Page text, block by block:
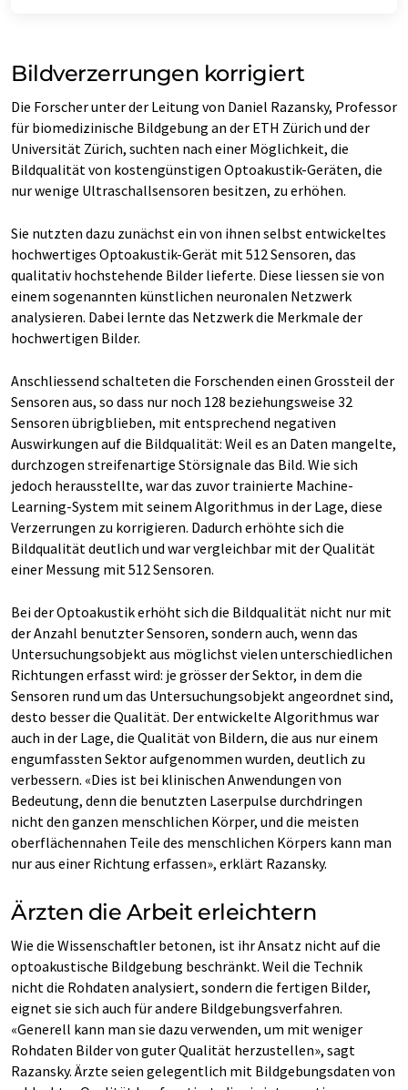
Bildverzerrungen korrigiert
Die Forscher unter der Leitung von Daniel Razansky, Professor
für biomedizinische Bildgebung an der ETH Zürich und der
Universität Zürich, suchten nach einer Möglichkeit, die
Bildqualität von kostengünstigen Optoakustik-Geräten, die
nur wenige Ultraschallsensoren besitzen, zu erhöhen.
Sie nutzten dazu zunächst ein von ihnen selbst entwickeltes
hochwertiges Optoakustik-Gerät mit 512 Sensoren, das
qualitativ hochstehende Bilder lieferte. Diese liessen sie von
einem sogenannten künstlichen neuronalen Netzwerk
analysieren. Dabei lernte das Netzwerk die Merkmale der
hochwertigen Bilder.
Anschliessend schalteten die Forschenden einen Grossteil der
Sensoren aus, so dass nur noch 128 beziehungsweise 32
Sensoren übrigblieben, mit entsprechend negativen
Auswirkungen auf die Bildqualität: Weil es an Daten mangelte,
durchzogen streifenartige Störsignale das Bild. Wie sich
jedoch herausstellte, war das zuvor trainierte Machine-
Learning-System mit seinem Algorithmus in der Lage, diese
Verzerrungen zu korrigieren. Dadurch erhöhte sich die
Bildqualität deutlich und war vergleichbar mit der Qualität
einer Messung mit 512 Sensoren.
Bei der Optoakustik erhöht sich die Bildqualität nicht nur mit
der Anzahl benutzter Sensoren, sondern auch, wenn das
Untersuchungsobjekt aus möglichst vielen unterschiedlichen
Richtungen erfasst wird: je grösser der Sektor, in dem die
Sensoren rund um das Untersuchungsobjekt angeordnet sind,
desto besser die Qualität. Der entwickelte Algorithmus war
auch in der Lage, die Qualität von Bildern, die aus nur einem
engumfassten Sektor aufgenommen wurden, deutlich zu
verbessern. «Dies ist bei klinischen Anwendungen von
Bedeutung, denn die benutzten Laserpulse durchdringen
nicht den ganzen menschlichen Körper, und die meisten
oberflächennahen Teile des menschlichen Körpers kann man
nur aus einer Richtung erfassen», erklärt Razansky.
Ärzten die Arbeit erleichtern
Wie die Wissenschaftler betonen, ist ihr Ansatz nicht auf die
optoakustische Bildgebung beschränkt. Weil die Technik
nicht die Rohdaten analysiert, sondern die fertigen Bilder,
eignet sie sich auch für andere Bildgebungsverfahren.
«Generell kann man sie dazu verwenden, um mit weniger
Rohdaten Bilder von guter Qualität herzustellen», sagt
Razansky. Ärzte seien gelegentlich mit Bildgebungsdaten von